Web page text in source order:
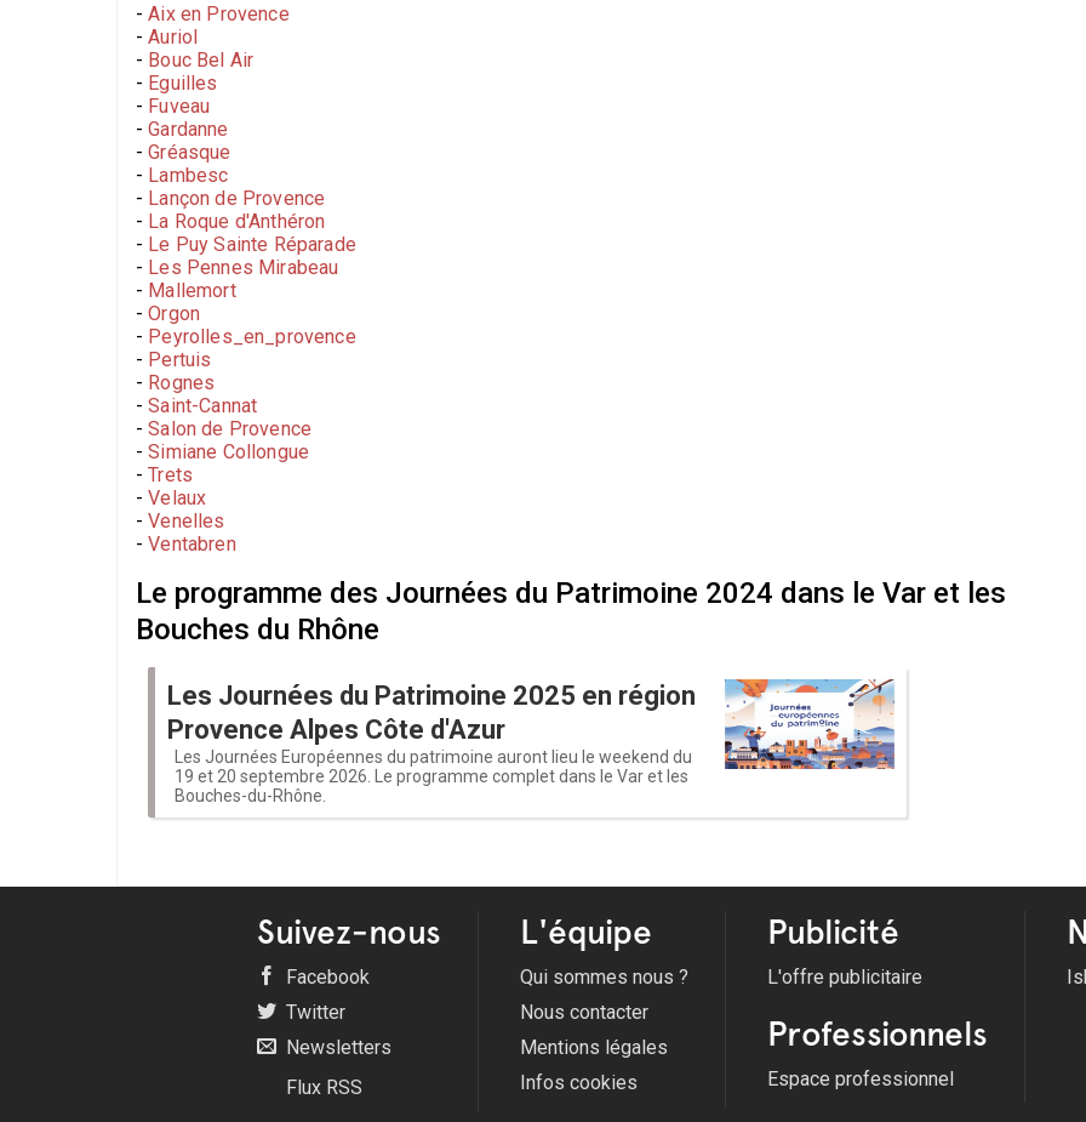
-Aix en Provence
-Auriol
- Bouc Bel Air
- Eguilles
- Fuveau
-Gardanne
-Gréasque
- Lambesc
- Lançon de Provence
- La Roque d'Anthéron
- Le Puy Sainte Réparade
- Les Pennes Mirabeau
- Mallemort
-Orgon
- Peyrolles_en_provence
- Pertuis
- Rognes
-Saint-Cannat
-Salon de Provence
-Simiane Collongue
-Trets
-Velaux
-Venelles
-Ventabren
Le programme des Journées du Patrimoine 2024 dans le Var et les
Bouches du Rhône
Les Journées du Patrimoine 2025 en région
Provence Alpes Côte d'Azur
Les Journées Européennes du patrimoine auront lieu le weekend du
19 et 20 septembre 2026. Le programme complet dans le Var et les
Bouches-du-Rhône.
Suivez-nous
Facebook
Twitter
Newsletters
Flux RSS
L'équipe
Qui sommes nous ?
Nous contacter
Mentions légales
Infos cookies
Publicité
L'offre publicitaire
Professionnels
Espace professionnel